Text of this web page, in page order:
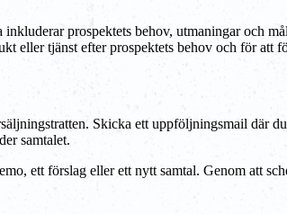
prospektets behov, utmaningar och
eller tjänst efter prospektets behov och för att
Skicka ett uppföljningsmail där
samtalet.
ett förslag eller ett nytt samtal. Genom att